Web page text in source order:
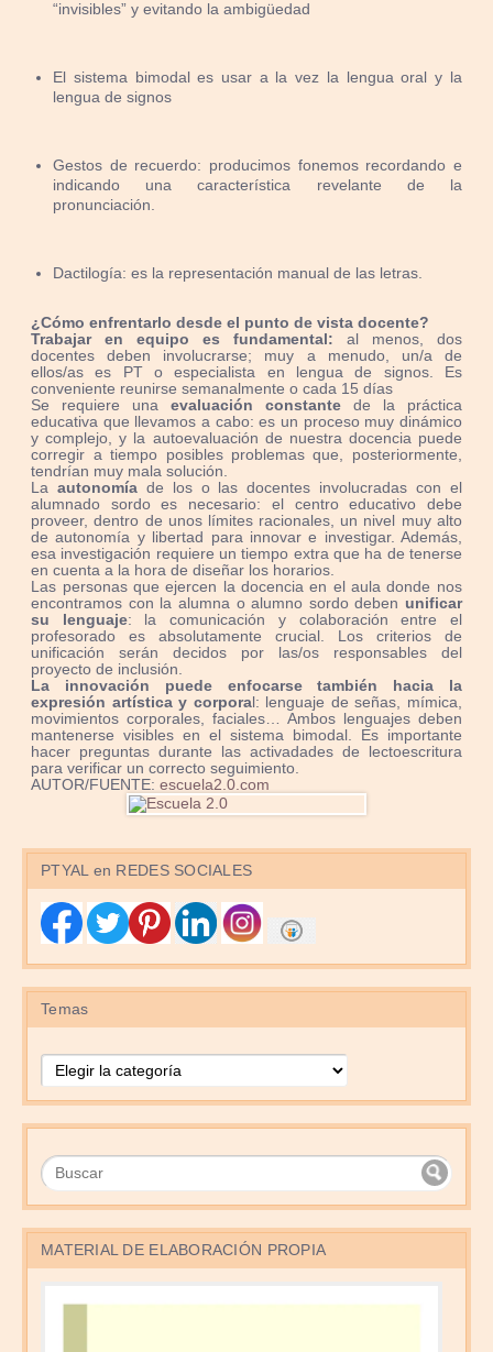
“invisibles” y evitando la ambigüedad
El sistema bimodal es usar a la vez la lengua oral y la
lengua de signos
Gestos de recuerdo: producimos fonemos recordando e
indicando una característica revelante de la
pronunciación.
Dactilogía: es la representación manual de las letras.
¿Cómo enfrentarlo desde el punto de vista docente?
Trabajar en equipo es fundamental: al menos, dos
docentes deben involucrarse; muy a menudo, un/a de
ellos/as es PT o especialista en lengua de signos. Es
conveniente reunirse semanalmente o cada 15 días
Se requiere unaevaluación constante de la práctica
educativa que llevamos a cabo: es un proceso muy dinámico
y complejo, y la autoevaluación de nuestra docencia puede
corregir a tiempo posibles problemas que, posteriormente,
tendrían muy mala solución.
Laautonomía de los o las docentes involucradas con el
alumnado sordo es necesario: el centro educativo debe
proveer, dentro de unos límites racionales, un nivel muy alto
de autonomía y libertad para innovar e investigar. Además,
esa investigación requiere un tiempo extra que ha de tenerse
en cuenta a la hora de diseñar los horarios.
Las personas que ejercen la docencia en el aula donde nos
encontramos con la alumna o alumno sordo deben unificar
su lenguaje: la comunicación y colaboración entre el
profesorado es absolutamente crucial. Los criterios de
unificación serán decidos por las/os responsables del
proyecto de inclusión.
La innovación puede enfocarse también hacia la
expresión artística y corporal: lenguaje de señas, mímica,
movimientos corporales, faciales… Ambos lenguajes deben
mantenerse visibles en el sistema bimodal. Es importante
hacer preguntas durante las activadades de lectoescritura
para verificar un correcto seguimiento.
AUTOR/FUENTE:escuela2.0.com
PTYAL en REDES SOCIALES
Temas
MATERIAL DE ELABORACIÓN PROPIA